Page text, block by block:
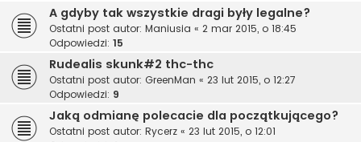
A gdyby tak wszystkie dragi były legalne?
Ostatni post autor: Maniusia « 2 mar 2015, o 18:45
Odpowiedzi: 15
Rudealis skunk#2 thc-thc
Ostatni post autor: GreenMan « 23 lut 2015, o 12:27
Odpowiedzi: 9
Jaką odmianę polecacie dla początkującego?
Ostatni post autor: Rycerz « 23 lut 2015, o 12:01